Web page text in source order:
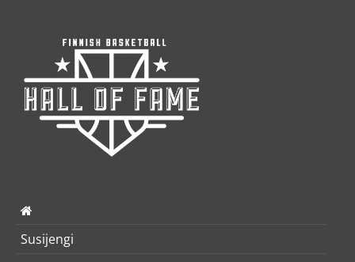
Susijengi